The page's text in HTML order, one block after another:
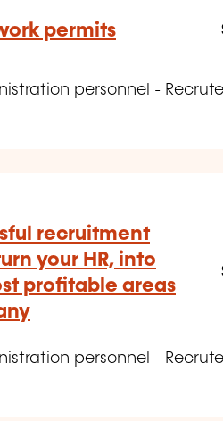
permits
personnel -
recruitment
your HR, into
profitable areas
personnel -